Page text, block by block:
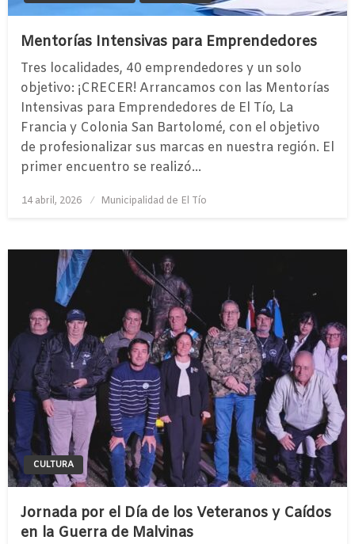
Mentorías Intensivas para Emprendedores
Tres localidades, 40 emprendedores y un solo
objetivo: ¡CRECER! ​Arrancamos con las Mentorías
Intensivas para Emprendedores de El Tío, La
Francia y Colonia San Bartolomé, con el objetivo
de profesionalizar sus marcas en nuestra región. El
primer encuentro se realizó…
Publicado
14 abril, 2026 Municipalidad de El Tío
CULTURA
Jornada por el Día de los Veteranos y Caídos
en la Guerra de Malvinas